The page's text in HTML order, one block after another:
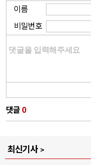
이름
비밀번호
댓글 0
최신기사